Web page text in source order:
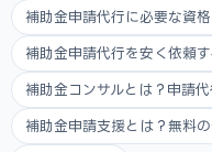
補助金申請代行に必要な資
補助金申請代行を安く依頼
補助金コンサルとは？申請
補助金申請支援とは？無料